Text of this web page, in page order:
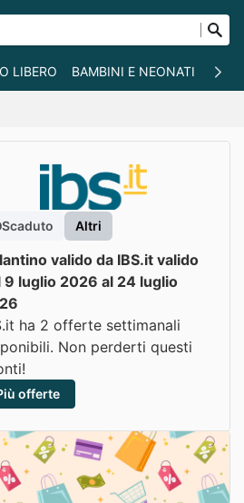
LIBERO BAMBINI E NEONATI
Scaduto Altri
valido da IBS.it valido
9 luglio 2026 al 24 luglio
ha 2 offerte settimanali
Non perderti questi
offerte